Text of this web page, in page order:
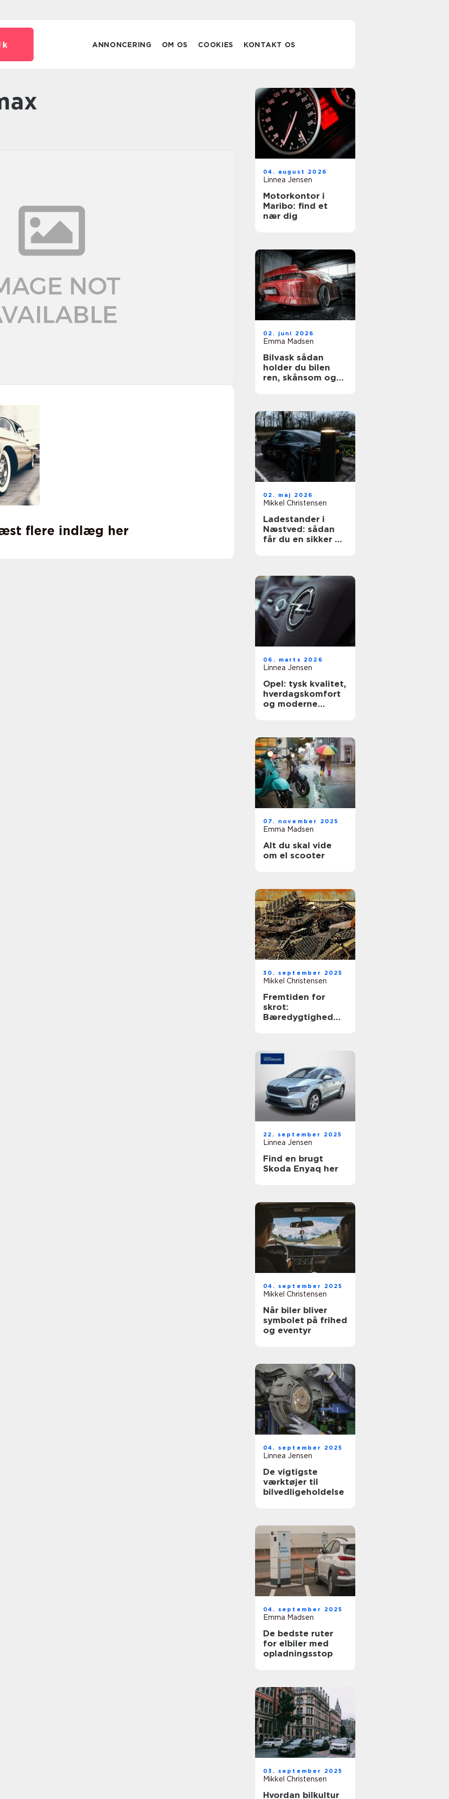
ANNONCERING OM OS COOKIES KONTAKT OS
flere indlæg her
04. august 2026
Linnea Jensen
Motorkontor i
Maribo: find et
nær dig
02. juni 2026
Emma Madsen
Bilvask sådan
holder du bilen
ren, skånsom og
02. maj 2026
Mikkel Christensen
Ladestander i
Næstved: sådan
får du en sikker og
06. marts 2026
Linnea Jensen
Opel: tysk kvalitet,
hverdagskomfort
og moderne
07. november 2025
Emma Madsen
Alt du skal vide
om el scooter
30. september 2025
Mikkel Christensen
Fremtiden for
skrot:
Bæredygtighed
22. september 2025
Linnea Jensen
Find en brugt
Skoda Enyaq her
04. september 2025
Mikkel Christensen
Når biler bliver
symbolet på frihed
og eventyr
04. september 2025
Linnea Jensen
De vigtigste
værktøjer til
bilvedligeholdelse
04. september 2025
Emma Madsen
De bedste ruter
for elbiler med
opladningsstop
03. september 2025
Mikkel Christensen
Hvordan bilkultur